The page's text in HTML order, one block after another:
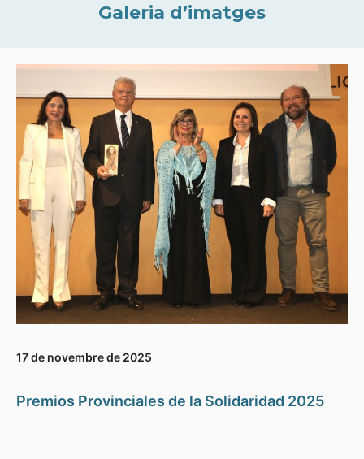
Galeria d’imatges
17 de novembre de 2025
Premios Provinciales de la Solidaridad 2025